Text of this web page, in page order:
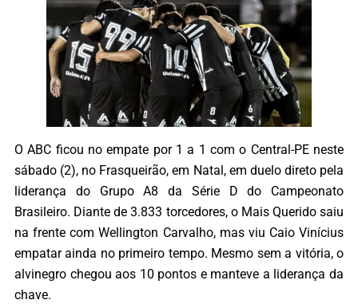
O ABC ficou no empate por 1 a 1 com o Central-PE neste
sábado (2), no Frasqueirão, em Natal, em duelo direto pela
liderança do Grupo A8 da Série D do Campeonato
Brasileiro. Diante de 3.833 torcedores, o Mais Querido saiu
na frente com Wellington Carvalho, mas viu Caio Vinícius
empatar ainda no primeiro tempo. Mesmo sem a vitória, o
alvinegro chegou aos 10 pontos e manteve a liderança da
chave.